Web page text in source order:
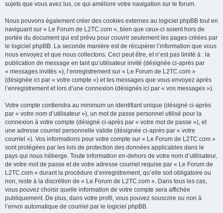
sujets que vous avez lus, ce qui améliore votre navigation sur le forum.
Nous pouvons également créer des cookies externes au logiciel phpBB tout en
naviguant sur « Le Forum de L2TC.com », bien que ceux-ci soient hors de
portée du document qui est prévu pour couvrir seulement les pages créées par
le logiciel phpBB. La seconde manière est de récupérer l’information que vous
nous envoyez et que nous collectons. Ceci peut être, et n’est pas limité à : la
publication de message en tant qu’utilisateur invité (désignée ci-après par
« messages invités »), l’enregistrement sur « Le Forum de L2TC.com »
(désignée ici par « votre compte ») et les messages que vous envoyez après
l’enregistrement et lors d’une connexion (désignés ici par « vos messages »).
Votre compte contiendra au minimum un identifiant unique (désigné ci-après
par « votre nom d’utilisateur »), un mot de passe personnel utilisé pour la
connexion à votre compte (désigné ci-après par « votre mot de passe »), et
une adresse courriel personnelle valide (désignée ci-après par « votre
courriel »). Vos informations pour votre compte sur « Le Forum de L2TC.com »
sont protégées par les lois de protection des données applicables dans le
pays qui nous héberge. Toute information en-dehors de votre nom d’utilisateur,
de votre mot de passe et de votre adresse courriel requise par « Le Forum de
L2TC.com » durant la procédure d’enregistrement, qu’elle soit obligatoire ou
non, reste à la discrétion de « Le Forum de L2TC.com ». Dans tous les cas,
vous pouvez choisir quelle information de votre compte sera affichée
publiquement. De plus, dans votre profil, vous pouvez souscrire ou non à
l’envoi automatique de courriel par le logiciel phpBB.